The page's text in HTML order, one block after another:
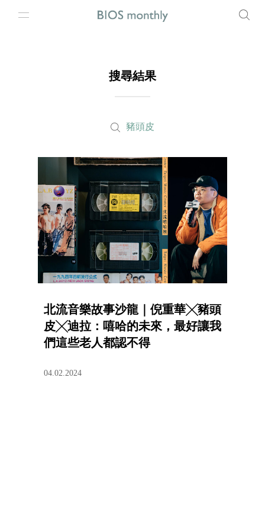
搜尋結果
豬頭皮
北流音樂故事沙龍｜倪重華╳豬頭
皮╳迪拉：嘻哈的未來，最好讓我
們這些老人都認不得
04.02.2024